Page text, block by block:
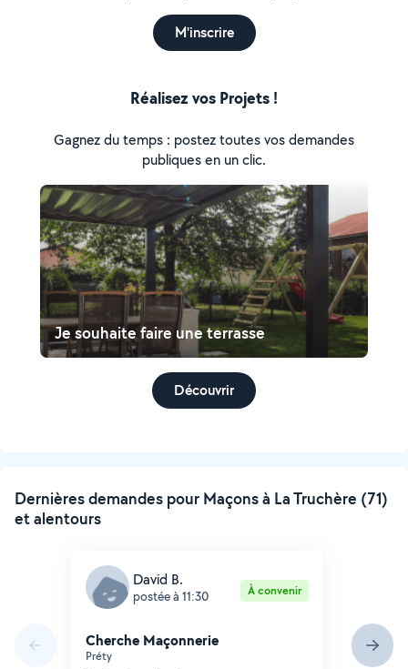
M'inscrire
Réalisez vos Projets !
Gagnez du temps : postez toutes vos demandes
publiques en un clic.
Je souhaite faire une terrasse
Découvrir
Dernières demandes pour Maçons à La Truchère (71)
et alentours
David B.
postée à 11:30 À convenir
Cherche Maçonnerie
Préty